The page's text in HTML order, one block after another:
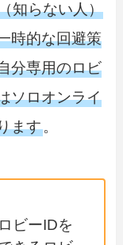
知らない人）
時的な回避策
分専用のロビ
ソロオンライ
ます。
ビーIDを